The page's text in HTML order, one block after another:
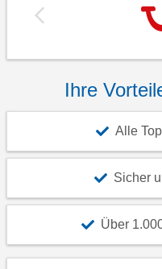
Ihre
Alle
Sicher
Über